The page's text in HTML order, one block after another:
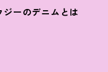
ジーのデニムとは